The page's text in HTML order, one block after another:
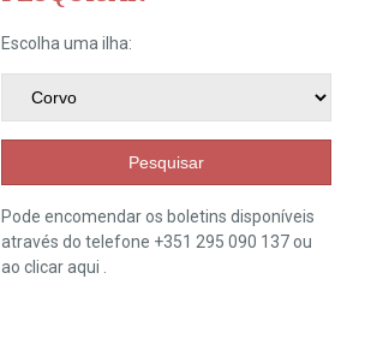
Escolha uma ilha:
Pesquisar
Pode encomendar os boletins disponíveis
através do telefone +351 295 090 137 ou
ao clicaraqui